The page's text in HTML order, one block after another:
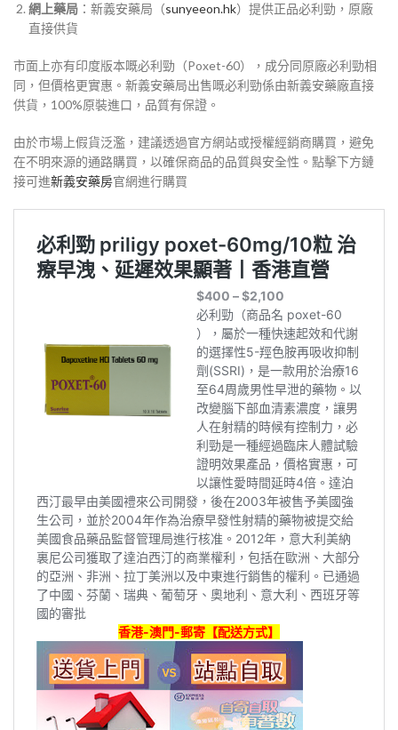
網上藥局 ：新義安藥局（sunyeeon.hk）提供正品必利勁，原廠
直接供貨
市面上亦有印度版本嘅必利勁（Poxet-60），成分同原廠必利勁相
同，但價格更實惠。新義安藥局出售嘅必利勁係由新義安藥廠直接
供貨，100%原裝進口，品質有保證。
由於市場上假貨泛濫，建議透過官方網站或授權經銷商購買，避免
在不明來源的通路購買，以確保商品的品質與安全性。點擊下方鏈
接可進新義安藥房官網進行購買